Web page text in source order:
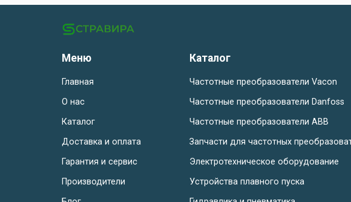
Меню
Главная
О нас
Каталог
Доставка и оплата
Гарантия и сервис
Производители
Каталог
Частотные преобразователи Vacon
Частотные преобразователи Danfoss
Частотные преобразователи ABB
Запчасти для частотных
Электротехническое оборудование
Устройства плавного пуска